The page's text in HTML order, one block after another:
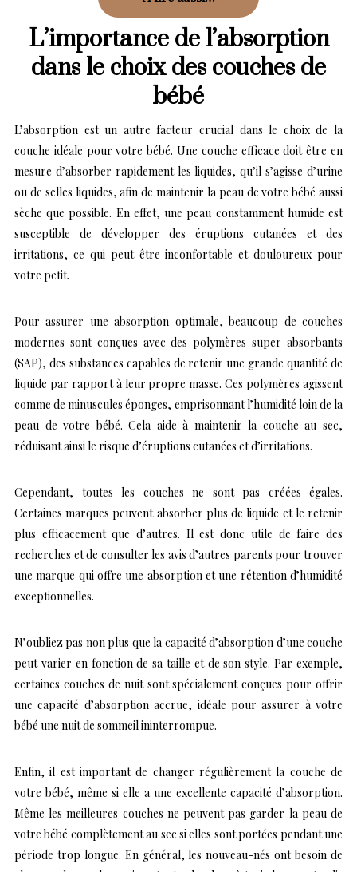
L’importance de l’absorption
dans le choix des couches de
bébé
L’absorption est un autre facteur crucial dans le choix de la
couche idéale pour votre bébé. Une couche efficace doit être en
mesure d’absorber rapidement les liquides, qu’il s’agisse d’urine
ou de selles liquides, afin de maintenir la peau de votre bébé aussi
sèche que possible. En effet, une peau constamment humide est
susceptible de développer des éruptions cutanées et des
irritations, ce qui peut être inconfortable et douloureux pour
votre petit.
Pour assurer une absorption optimale, beaucoup de couches
modernes sont conçues avec des polymères super absorbants
(SAP), des substances capables de retenir une grande quantité de
liquide par rapport à leur propre masse. Ces polymères agissent
comme de minuscules éponges, emprisonnant l’humidité loin de la
peau de votre bébé. Cela aide à maintenir la couche au sec,
réduisant ainsi le risque d’éruptions cutanées et d’irritations.
Cependant, toutes les couches ne sont pas créées égales.
Certaines marques peuvent absorber plus de liquide et le retenir
plus efficacement que d’autres. Il est donc utile de faire des
recherches et de consulter les avis d’autres parents pour trouver
une marque qui offre une absorption et une rétention d’humidité
exceptionnelles.
N’oubliez pas non plus que la capacité d’absorption d’une couche
peut varier en fonction de sa taille et de son style. Par exemple,
certaines couches de nuit sont spécialement conçues pour offrir
une capacité d’absorption accrue, idéale pour assurer à votre
bébé une nuit de sommeil ininterrompue.
Enfin, il est important de changer régulièrement la couche de
votre bébé, même si elle a une excellente capacité d’absorption.
Même les meilleures couches ne peuvent pas garder la peau de
votre bébé complètement au sec si elles sont portées pendant une
période trop longue. En général, les nouveau-nés ont besoin de